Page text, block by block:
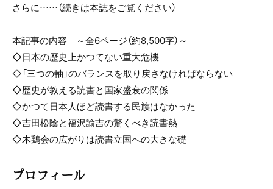
さらに……（続きは本誌をご覧ください）
本記事の内容 ～全6ページ（約8,500字）～
◇日本の歴史上かつてない重大危機
◇「三つの軸」のバランスを取り戻さなければならない
◇歴史が教える読書と国家盛衰の関係
◇かつて日本人ほど読書する民族はなかった
◇吉田松陰と福沢諭吉の驚くべき読書熱
◇木鶏会の広がりは読書立国への大きな礎
プロフィール